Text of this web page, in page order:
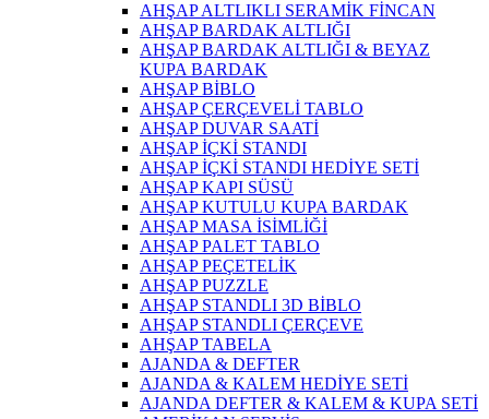
AHŞAP ALTLIKLI SERAMİK FİNCAN
AHŞAP BARDAK ALTLIĞI
AHŞAP BARDAK ALTLIĞI & BEYAZ
KUPA BARDAK
AHŞAP BİBLO
AHŞAP ÇERÇEVELİ TABLO
AHŞAP DUVAR SAATİ
AHŞAP İÇKİ STANDI
AHŞAP İÇKİ STANDI HEDİYE SETİ
AHŞAP KAPI SÜSÜ
AHŞAP KUTULU KUPA BARDAK
AHŞAP MASA İSİMLİĞİ
AHŞAP PALET TABLO
AHŞAP PEÇETELİK
AHŞAP PUZZLE
AHŞAP STANDLI 3D BİBLO
AHŞAP STANDLI ÇERÇEVE
AHŞAP TABELA
AJANDA & DEFTER
AJANDA & KALEM HEDİYE SETİ
AJANDA DEFTER & KALEM & KUPA SETİ